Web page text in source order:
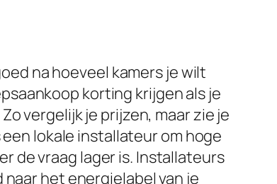
na hoeveel kamers je wilt
korting krijgen als je
vergelijk je prijzen, maar zie je
lokale installateur om hoge
de vraag lager is. Installateurs
naar het energielabel van je